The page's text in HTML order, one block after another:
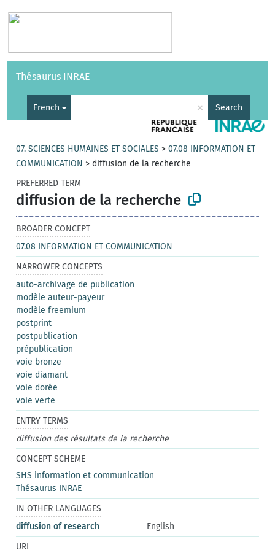
Vocabularies API
Thésaurus INRAE
French × Search
07. SCIENCES HUMAINES ET SOCIALES >07.08 INFORMATION ET
COMMUNICATION > diffusion de la recherche
PREFERRED TERM
diffusion de la recherche
BROADER CONCEPT
07.08 INFORMATION ET COMMUNICATION
NARROWER CONCEPTS
auto-archivage de publication
modèle auteur-payeur
modèle freemium
postprint
postpublication
prépublication
voie bronze
voie diamant
voie dorée
voie verte
ENTRY TERMS
diffusion des résultats de la recherche
CONCEPT SCHEME
SHS information et communication
Thésaurus INRAE
IN OTHER LANGUAGES
diffusion of research
English
URI